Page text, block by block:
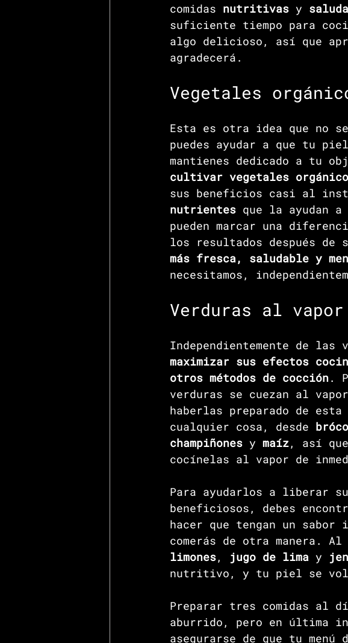
comidas nutritivas y
suficiente tiempo para
algo delicioso, así que
agradecerá.
Vegetales
Esta es otra idea que no
puedes ayudar a que tu
mantienes dedicado a tu
cultivar vegetales
sus beneficios casi al
nutrientes que la ayudan
pueden marcar una
los resultados después de
más fresca, saludable y
necesitamos,
Verduras al vapor
Independientemente de las
maximizar sus efectos
otros métodos de cocción.
verduras se cuezan al
haberlas preparado de
cualquier cosa, desde
champiñones y maíz, así
cocínelas al vapor de
Para ayudarlos a liberar
beneficiosos, debes
hacer que tengan un
comerás de otra manera. Al
limones, jugo de lima y
nutritivo, y tu piel se
Preparar tres comidas al
aburrido, pero en última
asegurarse de que tu